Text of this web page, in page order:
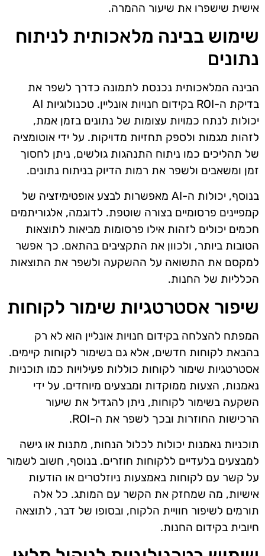
אישית שישפרו את שיעור ההמרה.
שימוש בבינה מלאכותית לניתוח
נתונים
הבינה המלאכותית נכנסת לתמונה כדרך לשפר את
בדיקת ה-ROI בקידום חנויות אונליין. טכנולוגיות AI
יכולות לנתח כמויות עצומות של נתונים בזמן אמת,
לזהות מגמות ולספק תחזיות מדויקות. על ידי אוטומציה
של תהליכים כמו ניתוח התנהגות גולשים, ניתן לחסוך
זמן ומשאבים ולשפר את רמות הדיוק בניתוח נתונים.
בנוסף, יכולות ה-AI מאפשרות לבצע אופטימיזציה של
קמפיינים פרסומיים בצורה שוטפת. לדוגמה, אלגוריתמים
חכמים יכולים לזהות אילו פרסומות מביאות לתוצאות
הטובות ביותר, ולכוון את התקציבים בהתאם. כך אפשר
למקסם את התשואה על ההשקעה ולשפר את התוצאות
הכלליות של החנות.
שיפור אסטרטגיות שימור לקוחות
המפתח להצלחה בקידום חנויות אונליין הוא לא רק
בהבאת לקוחות חדשים, אלא גם בשימור לקוחות קיימים.
אסטרטגיות שימור לקוחות כוללות פעילויות כמו תוכניות
נאמנות, הצעות ממוקדות ומבצעים מיוחדים. על ידי
השקעה בשימור לקוחות, ניתן להגדיל את שיעור
הרכישות החוזרות ובכך לשפר את ה-ROI.
תוכניות נאמנות יכולות לכלול הנחות, מתנות או גישה
למבצעים בלעדיים ללקוחות חוזרים. בנוסף, חשוב לשמור
על קשר עם לקוחות באמצעות ניוזלטרים או הודעות
אישיות, מה שמחזק את הקשר עם המותג. כל אלה
תורמים לשיפור חוויית הלקוח, ובסופו של דבר, לתוצאה
חיובית בקידום החנות.